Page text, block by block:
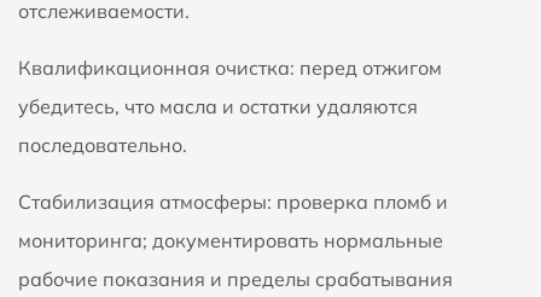
отслеживаемости.
Квалификационная очистка: перед отжигом
убедитесь, что масла и остатки удаляются
последовательно.
Стабилизация атмосферы: проверка пломб и
мониторинга; документировать нормальные
рабочие показания и пределы срабатывания